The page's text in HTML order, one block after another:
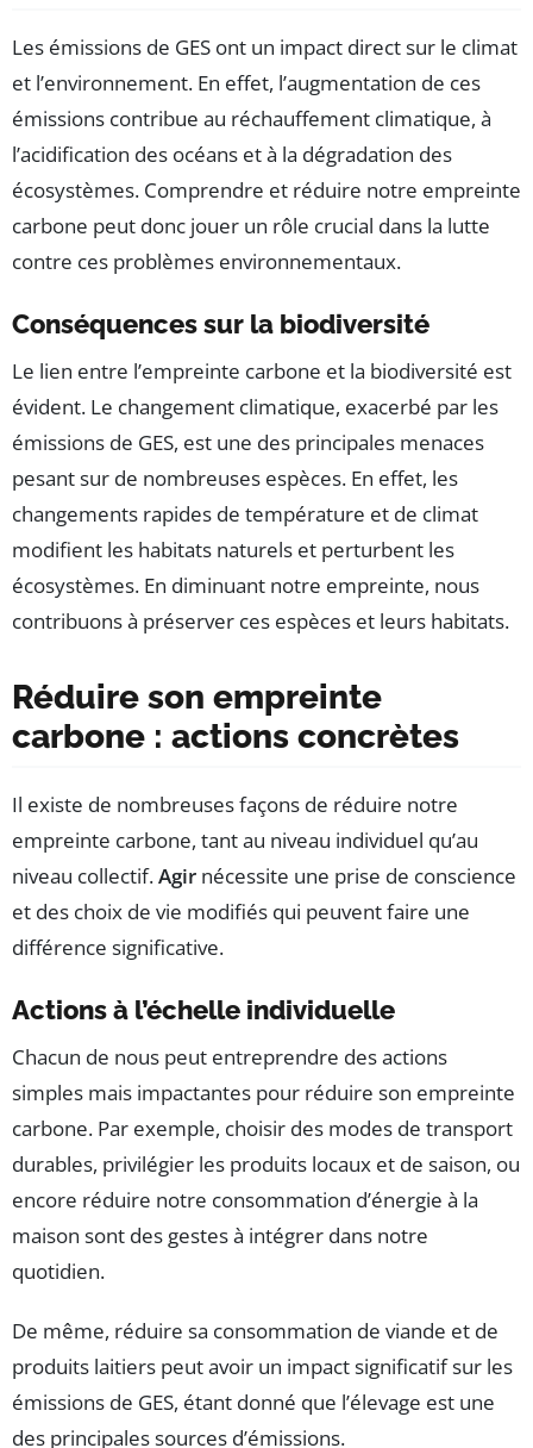
Les émissions de GES ont un impact direct sur le climat
et l’environnement. En effet, l’augmentation de ces
émissions contribue au réchauffement climatique, à
l’acidification des océans et à la dégradation des
écosystèmes. Comprendre et réduire notre empreinte
carbone peut donc jouer un rôle crucial dans la lutte
contre ces problèmes environnementaux.
Conséquences sur la biodiversité
Le lien entre l’empreinte carbone et la biodiversité est
évident. Le changement climatique, exacerbé par les
émissions de GES, est une des principales menaces
pesant sur de nombreuses espèces. En effet, les
changements rapides de température et de climat
modifient les habitats naturels et perturbent les
écosystèmes. En diminuant notre empreinte, nous
contribuons à préserver ces espèces et leurs habitats.
Réduire son empreinte
carbone : actions concrètes
Il existe de nombreuses façons de réduire notre
empreinte carbone, tant au niveau individuel qu’au
niveau collectif.Agir nécessite une prise de conscience
et des choix de vie modifiés qui peuvent faire une
différence significative.
Actions à l’échelle individuelle
Chacun de nous peut entreprendre des actions
simples mais impactantes pour réduire son empreinte
carbone. Par exemple, choisir des modes de transport
durables, privilégier les produits locaux et de saison, ou
encore réduire notre consommation d’énergie à la
maison sont des gestes à intégrer dans notre
quotidien.
De même, réduire sa consommation de viande et de
produits laitiers peut avoir un impact significatif sur les
émissions de GES, étant donné que l’élevage est une
des principales sources d’émissions.